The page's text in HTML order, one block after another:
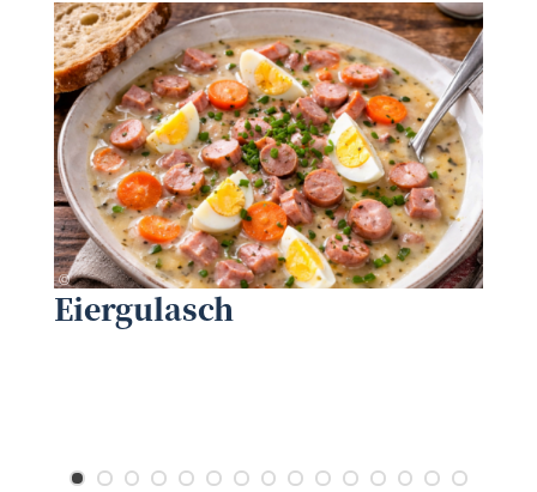
©NÖ Dorf- und Stadterneuerung
Eiergulasch